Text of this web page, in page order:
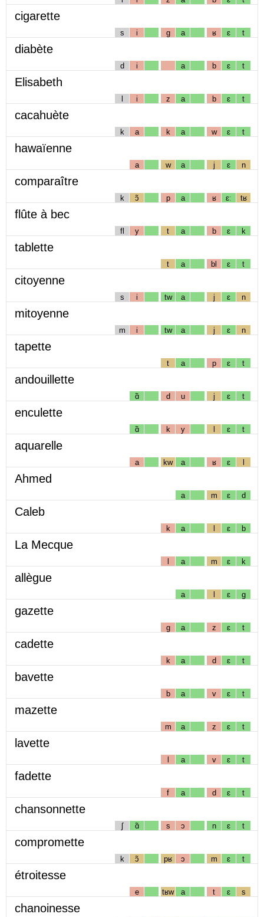
cigarette
s i g a ʁ ɛ t
diabète
d i a b ɛ t
Elisabeth
l i z a b ɛ t
cacahuète
k a k a w ɛ t
hawaïenne
a w a j ɛ n
comparaître
k ɔ̃ p a ʁ ɛː tʁ
flûte à bec
fl y t a b ɛ k
tablette
t a bl ɛ t
citoyenne
s i tw a j ɛ n
mitoyenne
m i tw a j ɛ n
tapette
t a p ɛ t
andouillette
ɑ̃ d u j ɛ t
enculette
ɑ̃ k y l ɛ t
aquarelle
a kw a ʁ ɛ l
Ahmed
a m ɛ d
Caleb
k a l ɛ b
La Mecque
l a m ɛ k
allègue
a l ɛ g
gazette
g a z ɛ t
cadette
k a d ɛ t
bavette
b a v ɛ t
mazette
m a z ɛ t
lavette
l a v ɛ t
fadette
f a d ɛ t
chansonnette
ʃ ɑ̃ s ɔ n ɛ t
compromette
k ɔ̃ pʁ ɔ m ɛ t
étroitesse
e tʁw a t ɛ s
chanoinesse